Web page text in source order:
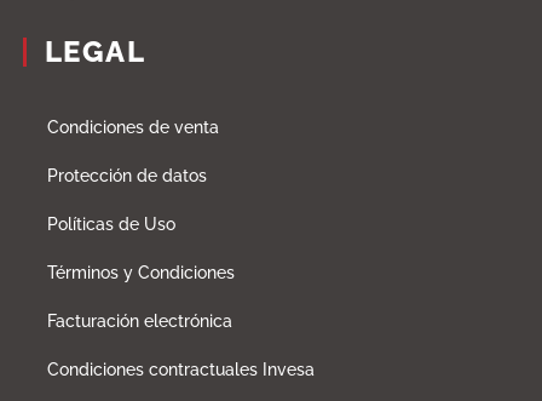
LEGAL
Condiciones de venta
Protección de datos
Políticas de Uso
Términos y Condiciones
Facturación electrónica
Condiciones contractuales Invesa